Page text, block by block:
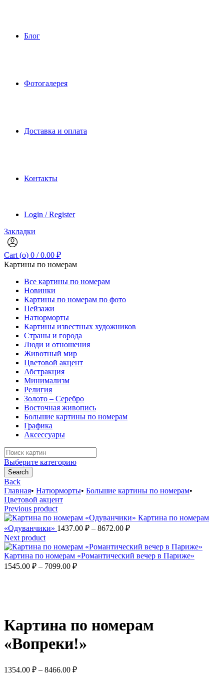
Блог
Фотогалерея
Доставка и оплата
Контакты
Login / Register
Закладки
Cart (o) 0 / 0.00 ₽
Картины по номерам
Все картины по номерам
Новинки
Картины по номерам по фото
Пейзажи
Натюрморты
Картины известных художников
Страны и города
Люди и отношения
Животный мир
Цветовой акцент
Абстракция
Минимализм
Религия
Золото – Серебро
Восточная живопись
Большие картины по номерам
Графика
Аксессуары
Search
for:
Выберите категорию
Search
Back
Главная• Натюрморты• Большие картины по номерам•
Цветовой акцент
Previous product
Картина по номерам
«Одуванчики» 1437.00 ₽ – 8672.00 ₽Диапазон
1437.00 ₽
–
Next product
Картина по номерам «Романтический вечер в Париже»
1545.00 ₽ – 7099.00 ₽Диапазон
Картина по номерам
«Вопреки!»
1354.00 ₽ – 8466.00 ₽Диапазон